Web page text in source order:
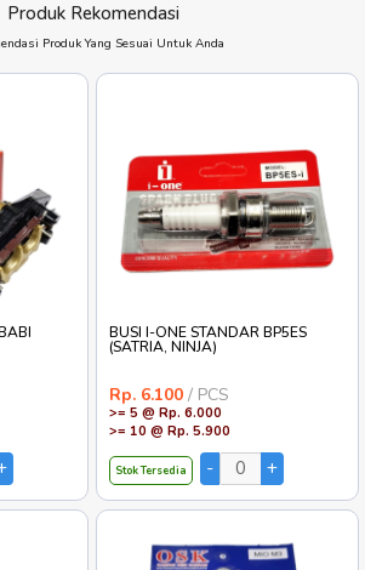
Produk Rekomendasi
Produk Yang Sesuai Untuk Anda
BUSI I-ONE STANDAR BP5ES
(SATRIA, NINJA)
Rp. 6.100 / PCS
>= 5 @ Rp. 6.000
>= 10 @ Rp. 5.900
Stok Tersedia